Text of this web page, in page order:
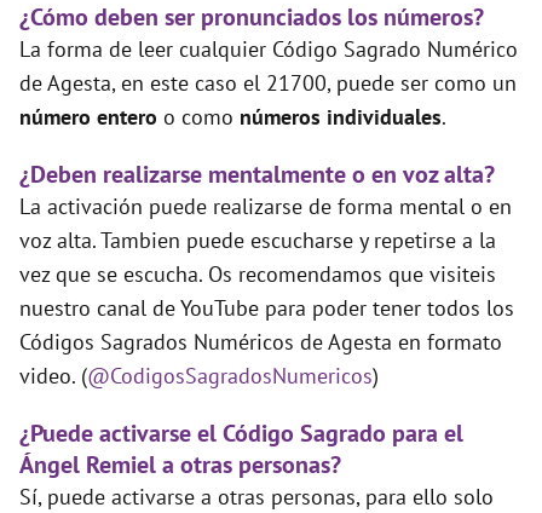
¿Cómo deben ser pronunciados los números?
La forma de leer cualquier Código Sagrado Numérico
de Agesta, en este caso el 21700, puede ser como un
número entero o como números individuales.
¿Deben realizarse mentalmente o en voz alta?
La activación puede realizarse de forma mental o en
voz alta. Tambien puede escucharse y repetirse a la
vez que se escucha. Os recomendamos que visiteis
nuestro canal de YouTube para poder tener todos los
Códigos Sagrados Numéricos de Agesta en formato
video. (@CodigosSagradosNumericos)
¿Puede activarse el Código Sagrado para el
Ángel Remiel a otras personas?
Sí, puede activarse a otras personas, para ello solo